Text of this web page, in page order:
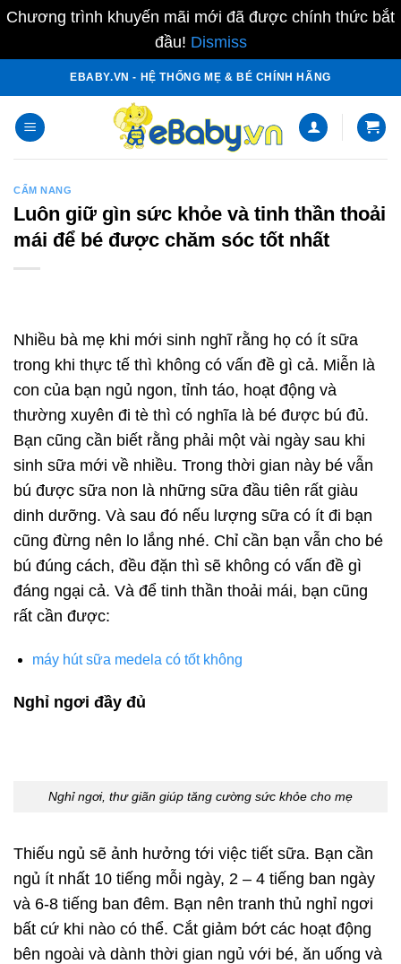
Chương trình khuyến mãi mới đã được chính thức bắt
đầu! Dismiss
content
EBABY.VN - HỆ THỐNG MẸ & BÉ CHÍNH HÃNG
CẨM NANG
Luôn giữ gìn sức khỏe và tinh thần thoải
mái để bé được chăm sóc tốt nhất
Nhiều bà mẹ khi mới sinh nghĩ rằng họ có ít sữa
trong khi thực tế thì không có vấn đề gì cả. Miễn là
con của bạn ngủ ngon, tỉnh táo, hoạt động và
thường xuyên đi tè thì có nghĩa là bé được bú đủ.
Bạn cũng cần biết rằng phải một vài ngày sau khi
sinh sữa mới về nhiều. Trong thời gian này bé vẫn
bú được sữa non là những sữa đầu tiên rất giàu
dinh dưỡng. Và sau đó nếu lượng sữa có ít đi bạn
cũng đừng nên lo lắng nhé. Chỉ cần bạn vẫn cho bé
bú đúng cách, đều đặn thì sẽ không có vấn đề gì
đáng ngại cả. Và để tinh thần thoải mái, bạn cũng
rất cần được:
máy hút sữa medela có tốt không
Nghỉ ngơi đầy đủ
Nghỉ ngơi, thư giãn giúp tăng cường sức khỏe cho mẹ
Thiếu ngủ sẽ ảnh hưởng tới việc tiết sữa. Bạn cần
ngủ ít nhất 10 tiếng mỗi ngày, 2 – 4 tiếng ban ngày
và 6-8 tiếng ban đêm. Bạn nên tranh thủ nghỉ ngơi
bất cứ khi nào có thể. Cắt giảm bớt các hoạt động
bên ngoài và dành thời gian ngủ với bé, ăn uống và